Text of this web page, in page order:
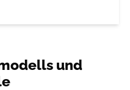
und